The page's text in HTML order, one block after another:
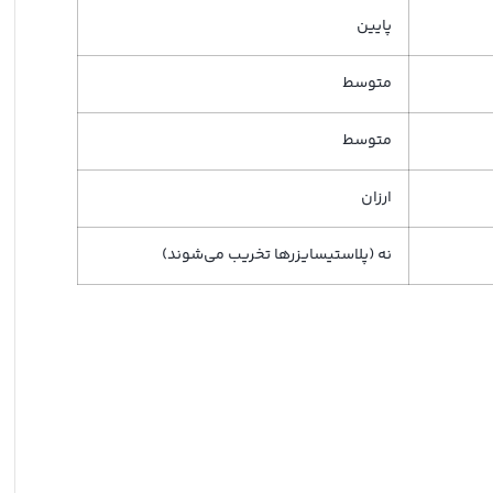
پایین
متوسط
متوسط
ارزان
نه (پلاستیسایزرها تخریب می‌شوند)